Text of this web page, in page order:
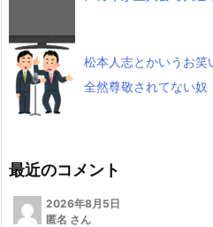
松本人志とかいうお笑
全然尊敬されてない奴
最近のコメント
2026年8月5日
匿名 さん